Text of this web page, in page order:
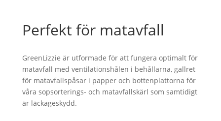
Perfekt för matavfall
GreenLizzie är utformade för att fungera optimalt för
matavfall med ventilationshålen i behållarna, gallret
för matavfallspåsar i papper och bottenplattorna för
våra sopsorterings- och matavfallskärl som samtidigt
är läckageskydd.